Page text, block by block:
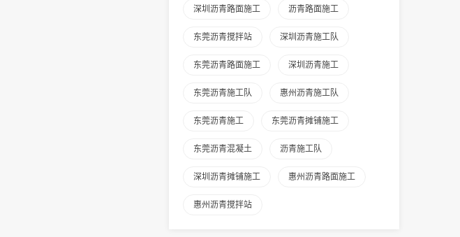
深圳沥青路面施工 沥青路面施工
东莞沥青搅拌站 深圳沥青施工队
东莞沥青路面施工 深圳沥青施工
东莞沥青施工队 惠州沥青施工队
东莞沥青施工 东莞沥青摊铺施工
东莞沥青混凝土 沥青施工队
深圳沥青摊铺施工 惠州沥青路面施工
惠州沥青搅拌站